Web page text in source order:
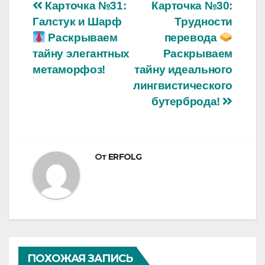
Навигация
по
записям
Карточка №30:
Трудности
перевода
Раскрываем
тайну идеального
лингвистического
бутерброда!
Карточка №31:
Галстук и Шарф
Раскрываем
тайну элегантных
метаморфоз!
От ERFOLG
ПОХОЖАЯ ЗАПИСЬ